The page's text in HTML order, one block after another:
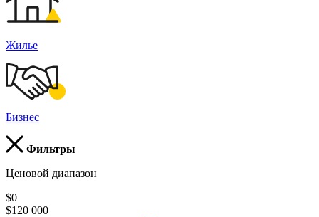
Жилье
Бизнес
Фильтры
Ценовой диапазон
$0
$120 000